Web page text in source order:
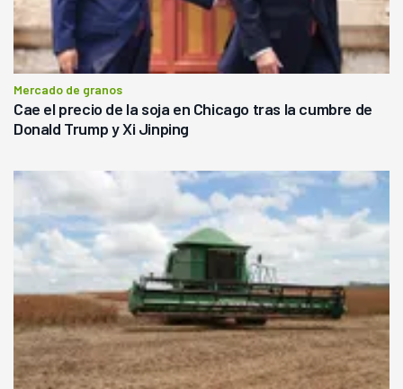
Mercado de granos
Cae el precio de la soja en Chicago tras la cumbre de
Donald Trump y Xi Jinping